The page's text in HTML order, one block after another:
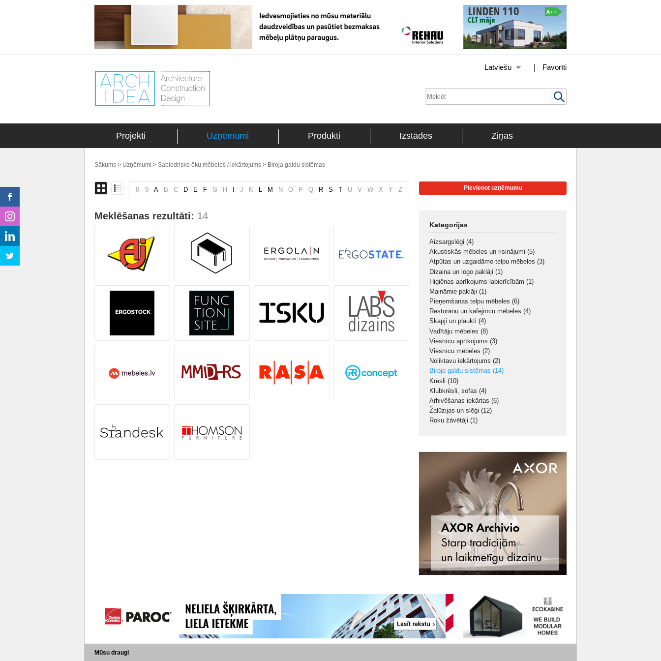
Favorīti
|
Latviešu
Projekti Uzņēmumi Produkti Izstādes Ziņas
Sākums > Uzņēmumi > Sabiedrisko ēku mēbeles / iekārtojums > Biroja galdu sistēmas
0 - 9 A B C D E F G H J K L M N O P Q R S T U V W X Y Z
Meklēšanas rezultāti: 14
Pievienot uzņēmumu
Kategorijas
Aizsargslēģi (4)
Akustiskās mēbeles un risinājumi (5)
Atpūtas un uzgaidāmo telpu mēbeles (3)
Dizaina un logo paklāji (1)
Higiēnas aprīkojums labierīcībām (1)
Maināmie paklāji (1)
Pieņemšanas telpu mēbeles (6)
Restorānu un kafejnīcu mēbeles (4)
Skapji un plaukti (4)
Vadītāju mēbeles (8)
Viesnīcu aprīkojums (3)
Viesnīcu mēbeles (2)
Noliktavu iekārtojums (2)
Biroja galdu sistēmas (14)
Krēsli (10)
Klubkrēsli, sofas (4)
Arhivēšanas iekārtas (6)
Žalūzijas un slēģi (12)
Roku žāvētāji (1)
Mūsu draugi